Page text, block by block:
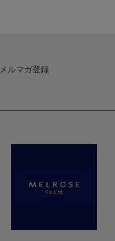
メルマガ登録